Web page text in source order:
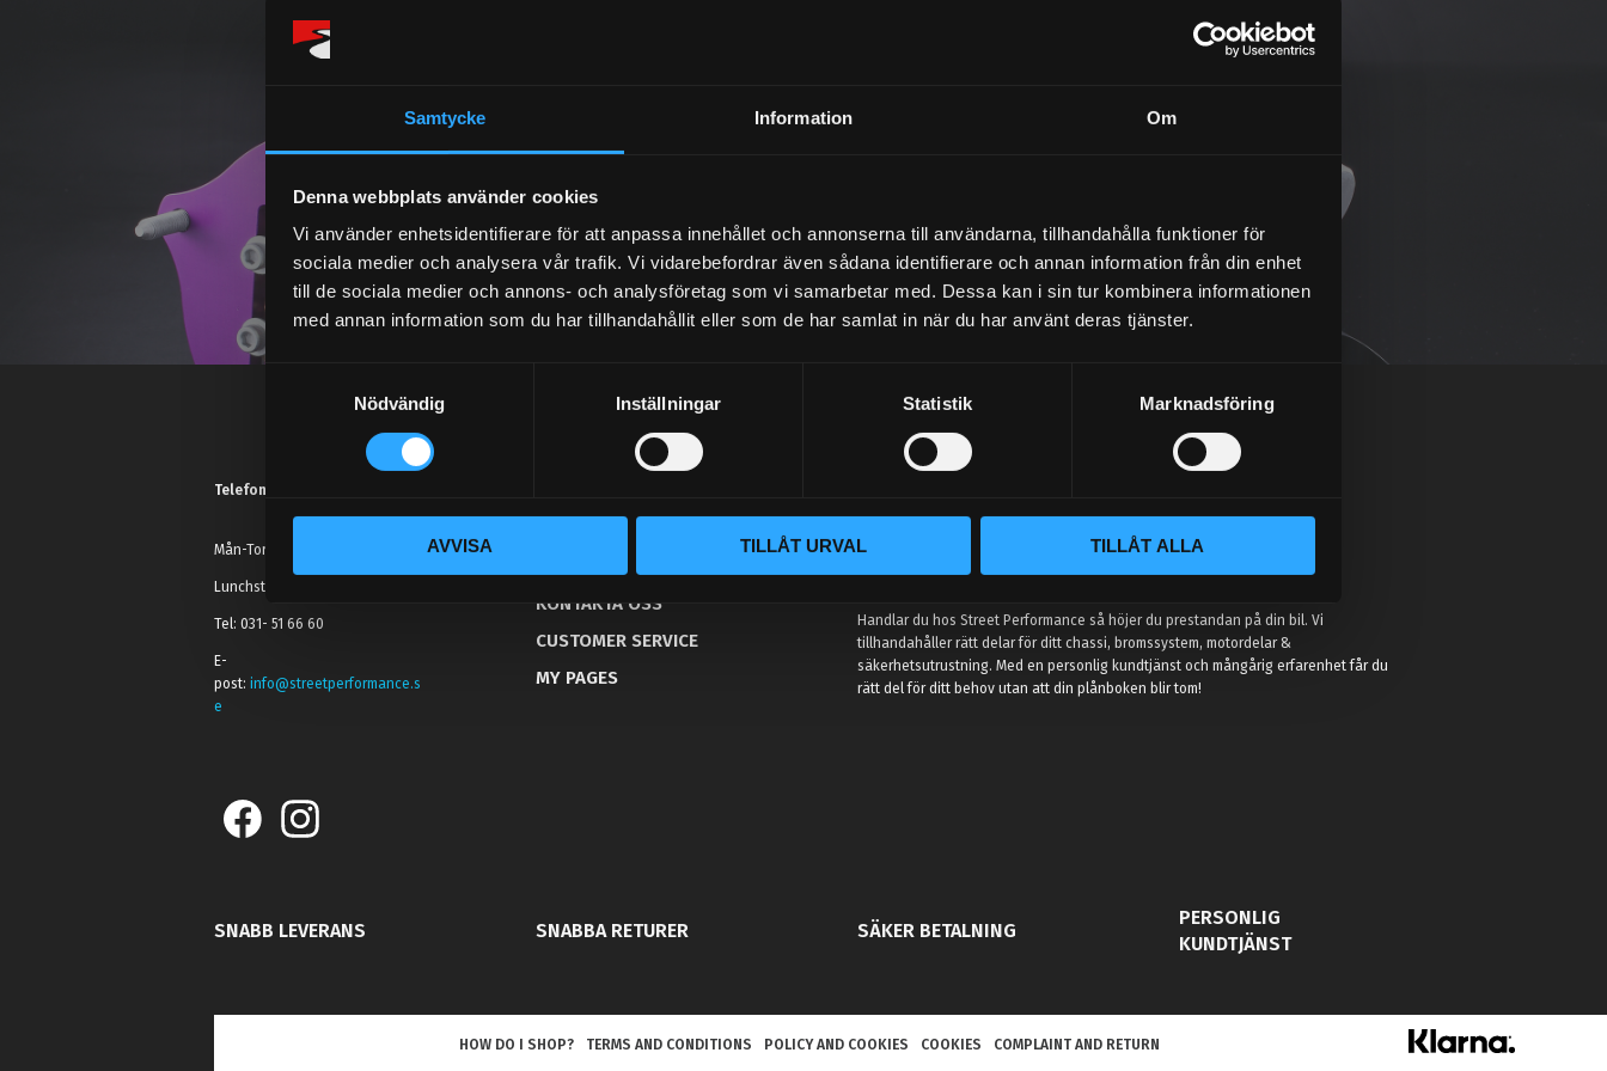
Samtycke Information Om
Denna webbplats använder cookies
Vi använder enhetsidentifierare för att anpassa innehållet och annonserna till användarna, tillhandahålla funktioner för
sociala medier och analysera vår trafik. Vi vidarebefordrar även sådana identifierare och annan information från din enhet
till de sociala medier och annons- och analysföretag som vi samarbetar med. Dessa kan i sin tur kombinera informationen
med annan information som du har tillhandahållit eller som de har samlat in när du har använt deras tjänster.
y
k
v
l
Nödvändig Inställningar Statistik Marknadsföring
AVVISA TILLÅT URVAL TILLÅT ALLA
Your personal information is processed in accordance with ourprivacy policy.
Telefonsupport:
Mån-Tors: 10:30-15:00
Lunchstängt 12:00-13:00
Tel: 031- 51 66 60
E-
post:info@streetperformance.s
e
KONTAKTA OSS
CUSTOMER SERVICE
MY PAGES
Handlar du hos Street Performance så höjer du prestandan på din bil. Vi
tillhandahåller rätt delar för ditt chassi, bromssystem, motordelar &
säkerhetsutrustning. Med en personlig kundtjänst och mångårig erfarenhet får du
rätt del för ditt behov utan att din plånboken blir tom!
SNABB LEVERANS SNABBA RETURER SÄKER BETALNING
PERSONLIG
KUNDTJÄNST
HOW DO I SHOP? TERMS AND CONDITIONS POLICY AND COOKIES COOKIES COMPLAINT AND RETURN